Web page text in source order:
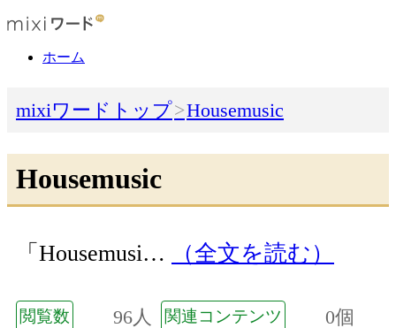
ホーム
mixiワードトップ Housemusic
Housemusic
「Housemusi… （全文を読む）
閲覧数 96人 関連コンテンツ 0個